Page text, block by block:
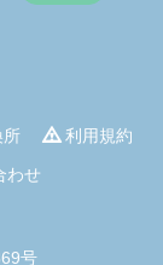
利用規約
わせ
号